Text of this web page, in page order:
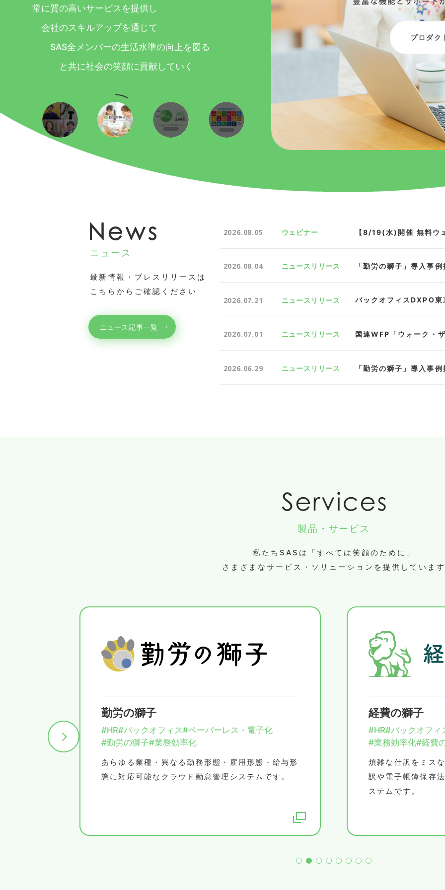
常に質の高いサービスを提供し
会社のスキルアップを通じて
SAS全メンバーの生活水準の向上を図る
と共に社会の笑顔に貢献していく
ニュース
最新情報・プレスリリースは
こちらからご確認ください
ニュース記事一覧
2026.08.05 ウェビナー
2026.08.04 ニュースリリース
2026.07.21 ニュースリリース バックオフィスDXPO
2026.07.01 ニュースリリース
2026.06.29 ニュースリリース
製品・サービス
私たちSASは「すべては笑顔のために」
さまざまなサービス・ソリューションを提供しています
勤労の獅子
#HR#バックオフィス#ペーパーレス・電子化
#勤労の獅子#業務効率化
あらゆる業種・異なる勤務形態・雇用形態・給与形
態に対応可能なクラウド勤怠管理システムです。
経費の獅子
#HR#バックオフィ
#業務効率化#経費
煩雑な仕訳をミス
訳や電子帳簿保存
ステムです。